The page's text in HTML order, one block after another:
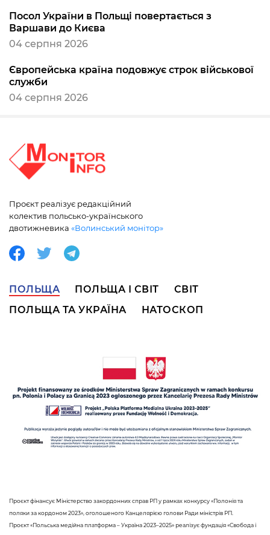
Посол України в Польщі повертається з
Варшави до Києва
04 серпня 2026
Європейська країна подовжує строк військової
служби
04 серпня 2026
Проєкт реалізує редакційний
колектив польсько-українського
двотижневика «Волинський монітор»
ПОЛЬЩА ПОЛЬЩА І СВІТ
СВІТ
ПОЛЬЩА ТА УКРАЇНА
НАТОСКОП
Проєкт фінансує Міністерство закордонних справ РП у рамках конкурсу «Полонія та
поляки за кордоном 2023», оголошеного Канцелярією голови Ради міністрів РП.
Проєкт «Польська медійна платформа – Україна 2023–2025» реалізує фундація «Свобода і